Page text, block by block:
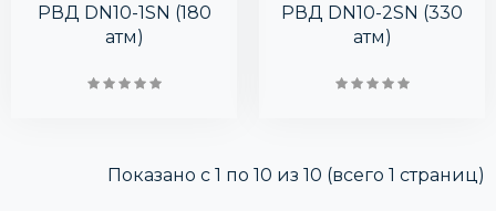
РВД DN10-1SN (180
атм)
РВД DN10-2SN (330
атм)
Показано с 1 по 10 из 10 (всего 1 страниц)